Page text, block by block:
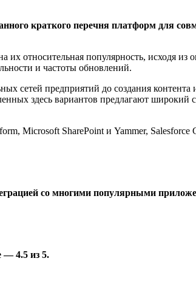
краткого перечня платформ для
относительная популярность, исходя из
и частоты обновлений.
сетей предприятий до создания контента
здесь вариантов предлагают широкий
Microsoft SharePoint и Yammer, Salesforce
со многими популярными
— 4.5 из 5.